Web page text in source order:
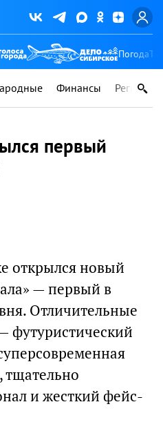
Погода
Финансы Регионы
первый
открылся новый
— первый в
Отличительные
футуристический
тщательно
и жесткий фейс-